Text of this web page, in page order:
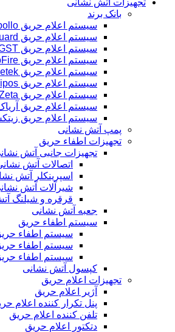
تجهیزات آتش نشانی
بانک برند
سیستم اعلام حریق Apollo
سیستم اعلام حریق FireGuard
سیستم اعلام حریق GST
سیستم اعلام حریق TecnoFire
سیستم اعلام حریق Teletek
سیستم اعلام حریق Unipos
سیستم اعلام حریق Zeta
سیستم اعلام حریق
سیستم اعلام حریق
پمپ آتش نشانی
تجهیزات اطفاء حریق
تجهیزات جانبی آتش
اتصالات آتش
اسپرینکلر آتش
شیرآلات آتش
قرقره و شیلنگ
جعبه آتش نشانی
سیستم اطفاء حریق
سیستم اطفاء
سیستم اطفاء
سیستم اطفاء
کپسول آتش نشانی
تجهیزات اعلام حریق
آژیر اعلام حریق
پنل تکرار کننده اعلام
تلفن کننده اعلام حریق
دتکتور اعلام حریق